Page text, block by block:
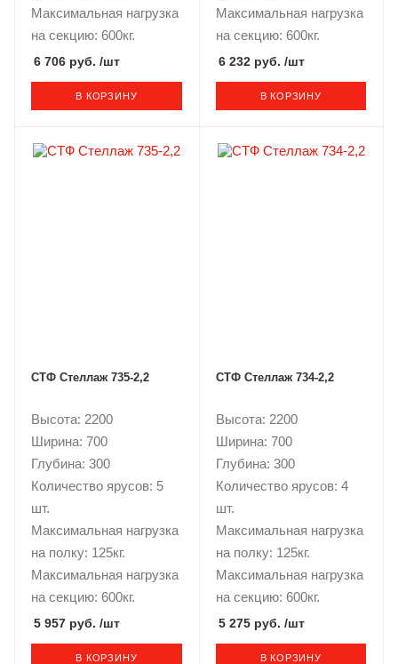
Максимальная нагрузка
на секцию: 600кг.
6 706 руб. /шт
В КОРЗИНУ
Максимальная нагрузка
на секцию: 600кг.
6 232 руб. /шт
В КОРЗИНУ
СТФ Стеллаж 735-2,2
Высота: 2200
Ширина: 700
Глубина: 300
Количество ярусов: 5
шт.
Максимальная нагрузка
на полку: 125кг.
Максимальная нагрузка
на секцию: 600кг.
5 957 руб. /шт
В КОРЗИНУ
СТФ Стеллаж 734-2,2
Высота: 2200
Ширина: 700
Глубина: 300
Количество ярусов: 4
шт.
Максимальная нагрузка
на полку: 125кг.
Максимальная нагрузка
на секцию: 600кг.
5 275 руб. /шт
В КОРЗИНУ